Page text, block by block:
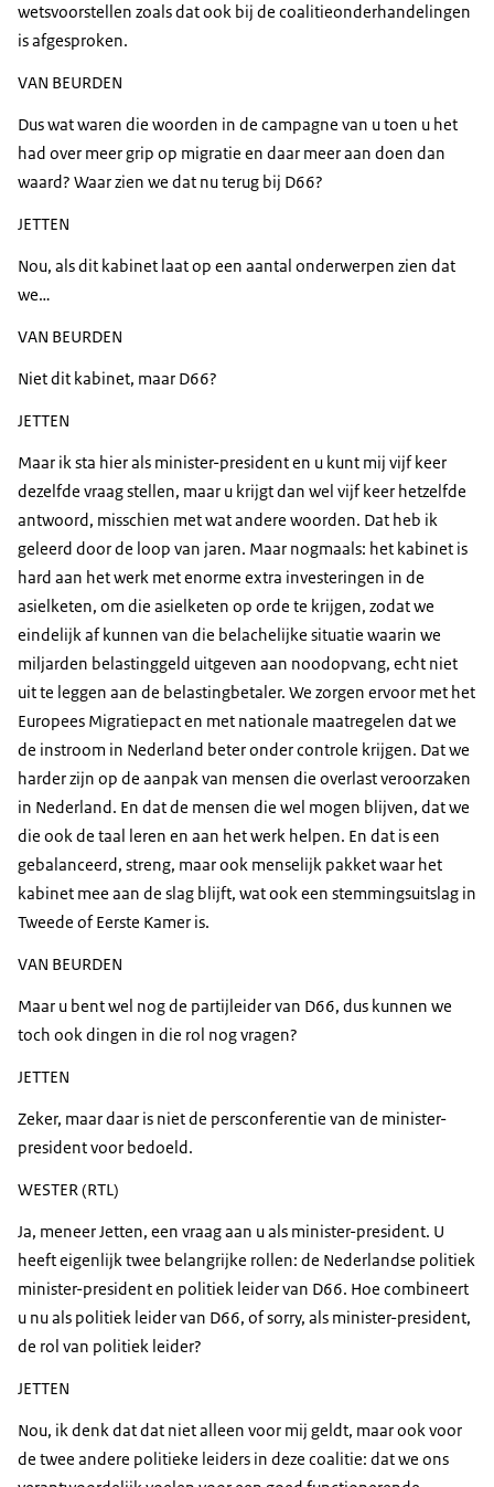
wetsvoorstellen zoals dat ook bij de coalitieonderhandelingen
is afgesproken.
VAN BEURDEN
Dus wat waren die woorden in de campagne van u toen u het
had over meer grip op migratie en daar meer aan doen dan
waard? Waar zien we dat nu terug bij D66?
JETTEN
Nou, als dit kabinet laat op een aantal onderwerpen zien dat
we…
VAN BEURDEN
Niet dit kabinet, maar D66?
JETTEN
Maar ik sta hier als minister-president en u kunt mij vijf keer
dezelfde vraag stellen, maar u krijgt dan wel vijf keer hetzelfde
antwoord, misschien met wat andere woorden. Dat heb ik
geleerd door de loop van jaren. Maar nogmaals: het kabinet is
hard aan het werk met enorme extra investeringen in de
asielketen, om die asielketen op orde te krijgen, zodat we
eindelijk af kunnen van die belachelijke situatie waarin we
miljarden belastinggeld uitgeven aan noodopvang, echt niet
uit te leggen aan de belastingbetaler. We zorgen ervoor met het
Europees Migratiepact en met nationale maatregelen dat we
de instroom in Nederland beter onder controle krijgen. Dat we
harder zijn op de aanpak van mensen die overlast veroorzaken
in Nederland. En dat de mensen die wel mogen blijven, dat we
die ook de taal leren en aan het werk helpen. En dat is een
gebalanceerd, streng, maar ook menselijk pakket waar het
kabinet mee aan de slag blijft, wat ook een stemmingsuitslag in
Tweede of Eerste Kamer is.
VAN BEURDEN
Maar u bent wel nog de partijleider van D66, dus kunnen we
toch ook dingen in die rol nog vragen?
JETTEN
Zeker, maar daar is niet de persconferentie van de minister-
president voor bedoeld.
WESTER (RTL)
Ja, meneer Jetten, een vraag aan u als minister-president. U
heeft eigenlijk twee belangrijke rollen: de Nederlandse politiek
minister-president en politiek leider van D66. Hoe combineert
u nu als politiek leider van D66, of sorry, als minister-president,
de rol van politiek leider?
JETTEN
Nou, ik denk dat dat niet alleen voor mij geldt, maar ook voor
de twee andere politieke leiders in deze coalitie: dat we ons